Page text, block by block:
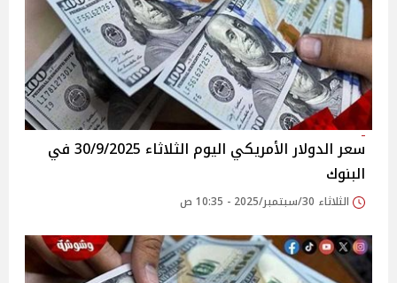
سعر الدولار الأمريكي اليوم الثلاثاء 30/9/2025 في
البنوك
الثلاثاء 30/سبتمبر/2025 - 10:35 ص